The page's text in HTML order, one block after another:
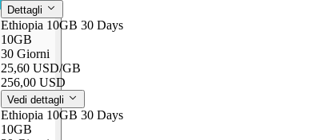
Dettagli
Ethiopia 10GB 30 Days
10GB
30 Giorni
25,60 USD/GB
256,00 USD
Vedi dettagli
Ethiopia 10GB 30 Days
10GB